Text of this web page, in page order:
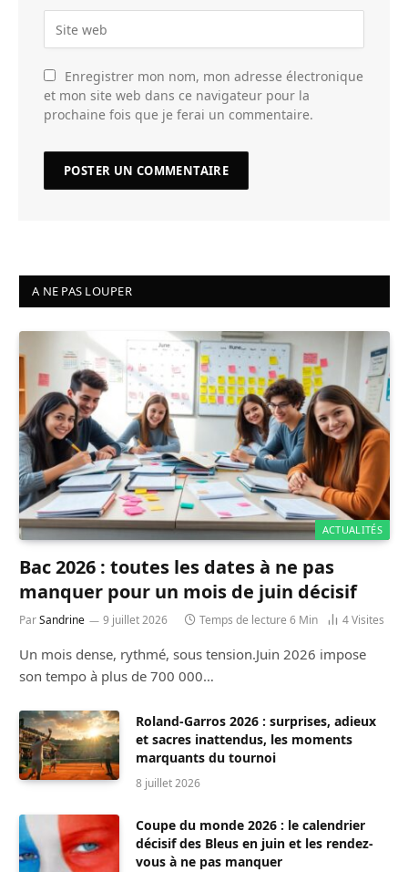
Enregistrer mon nom, mon adresse électronique
et mon site web dans ce navigateur pour la
prochaine fois que je ferai un commentaire.
A NE PAS LOUPER
ACTUALITÉS
Bac 2026 : toutes les dates à ne pas
manquer pour un mois de juin décisif
ParSandrine 9 juillet 2026 Temps de lecture 6 Min 4Visites
Un mois dense, rythmé, sous tension.Juin 2026 impose
son tempo à plus de 700 000…
Roland-Garros 2026 : surprises, adieux
et sacres inattendus, les moments
marquants du tournoi
8 juillet 2026
Coupe du monde 2026 : le calendrier
décisif des Bleus en juin et les rendez-
vous à ne pas manquer